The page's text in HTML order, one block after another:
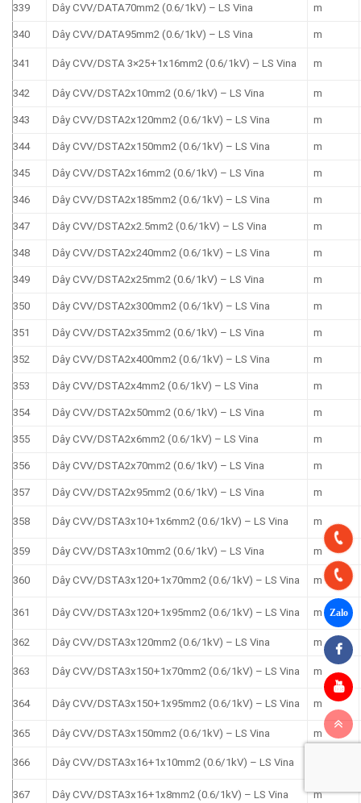
339 Dây CVV/DATA70mm2 (0.6/1kV) – LS Vina m
340 Dây CVV/DATA95mm2 (0.6/1kV) – LS Vina m
341 Dây CVV/DSTA 3×25+1x16mm2 (0.6/1kV) – LS Vina m
342 Dây CVV/DSTA2x10mm2 (0.6/1kV) – LS Vina m
343 Dây CVV/DSTA2x120mm2 (0.6/1kV) – LS Vina m
344 Dây CVV/DSTA2x150mm2 (0.6/1kV) – LS Vina m
345 Dây CVV/DSTA2x16mm2 (0.6/1kV) – LS Vina m
346 Dây CVV/DSTA2x185mm2 (0.6/1kV) – LS Vina m
347 Dây CVV/DSTA2x2.5mm2 (0.6/1kV) – LS Vina m
348 Dây CVV/DSTA2x240mm2 (0.6/1kV) – LS Vina m
349 Dây CVV/DSTA2x25mm2 (0.6/1kV) – LS Vina m
350 Dây CVV/DSTA2x300mm2 (0.6/1kV) – LS Vina m
351 Dây CVV/DSTA2x35mm2 (0.6/1kV) – LS Vina m
352 Dây CVV/DSTA2x400mm2 (0.6/1kV) – LS Vina m
353 Dây CVV/DSTA2x4mm2 (0.6/1kV) – LS Vina m
354 Dây CVV/DSTA2x50mm2 (0.6/1kV) – LS Vina m
355 Dây CVV/DSTA2x6mm2 (0.6/1kV) – LS Vina m
356 Dây CVV/DSTA2x70mm2 (0.6/1kV) – LS Vina m
357 Dây CVV/DSTA2x95mm2 (0.6/1kV) – LS Vina m
358 Dây CVV/DSTA3x10+1x6mm2 (0.6/1kV) – LS Vina m
359 Dây CVV/DSTA3x10mm2 (0.6/1kV) – LS Vina m
360 Dây CVV/DSTA3x120+1x70mm2 (0.6/1kV) – LS Vina m
361 Dây CVV/DSTA3x120+1x95mm2 (0.6/1kV) – LS Vina m
362 Dây CVV/DSTA3x120mm2 (0.6/1kV) – LS Vina m
363 Dây CVV/DSTA3x150+1x70mm2 (0.6/1kV) – LS Vina m
364 Dây CVV/DSTA3x150+1x95mm2 (0.6/1kV) – LS Vina m
365 Dây CVV/DSTA3x150mm2 (0.6/1kV) – LS Vina m
366 Dây CVV/DSTA3x16+1x10mm2 (0.6/1kV) – LS Vina
367 Dây CVV/DSTA3x16+1x8mm2 (0.6/1kV) – LS Vina m